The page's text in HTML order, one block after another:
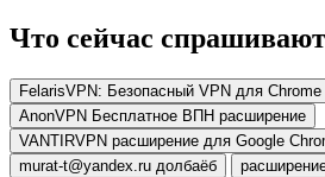
Что сейчас спрашивают
FelarisVPN: Безопасный VPN для Chrome
AnonVPN Бесплатное ВПН расширение
VANTIRVPN расширение для Google
murat-t@yandex.ru долбаёб